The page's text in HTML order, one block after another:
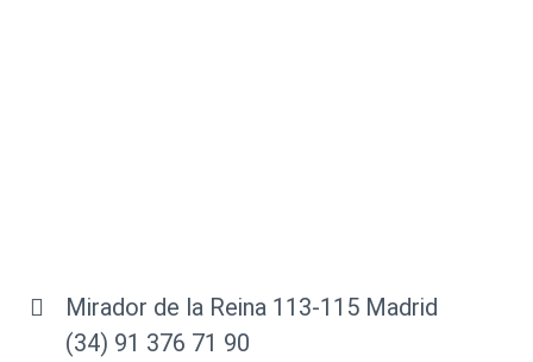
Mirador de la Reina 113-115 Madrid
(34) 91 376 71 90